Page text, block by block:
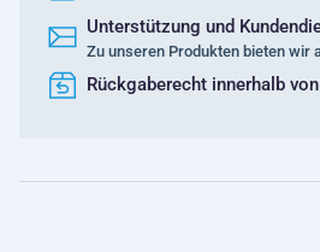
Unterstützung und
Zu unseren Produkten bieten wir
Rückgaberecht innerhalb